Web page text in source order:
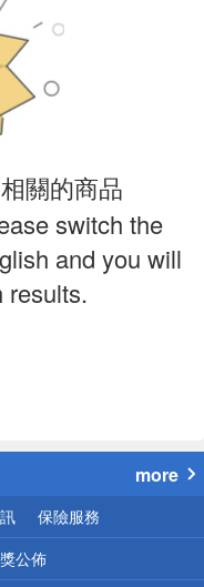
關的商品
switch the
and you will
results.
more
保險服務
公佈